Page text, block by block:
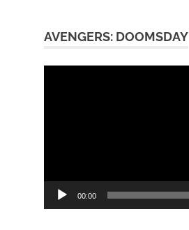
AVENGERS: DOOMSDAY
00:00